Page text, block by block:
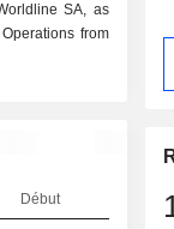
SA, as
from
Début